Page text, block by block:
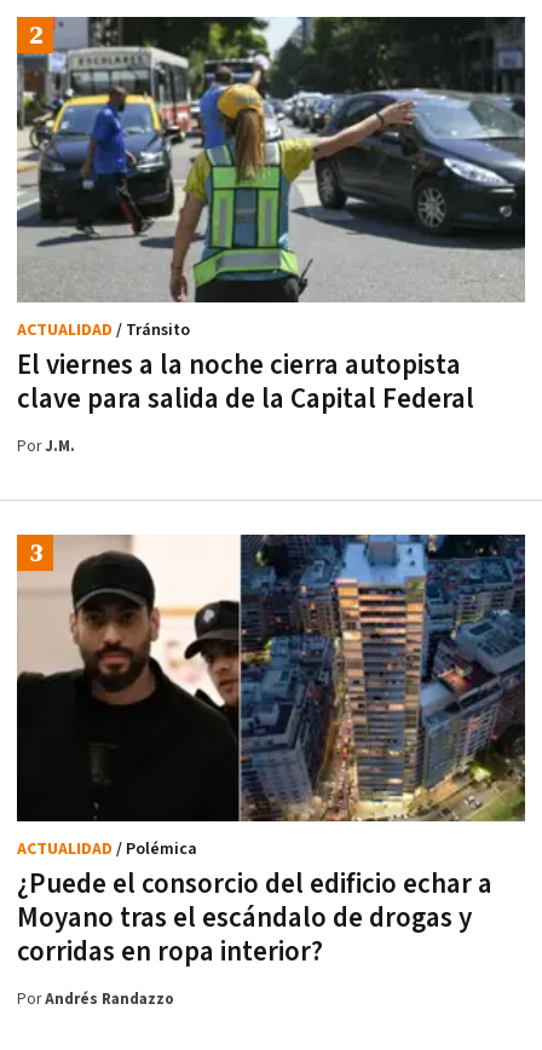
El viernes a la noche cierra autopista
clave para salida de la Capital Federal
ACTUALIDAD / Tránsito
PorJ.M.
¿Puede el consorcio del edificio echar a
Moyano tras el escándalo de drogas y
corridas en ropa interior?
ACTUALIDAD / Polémica
PorAndrés Randazzo